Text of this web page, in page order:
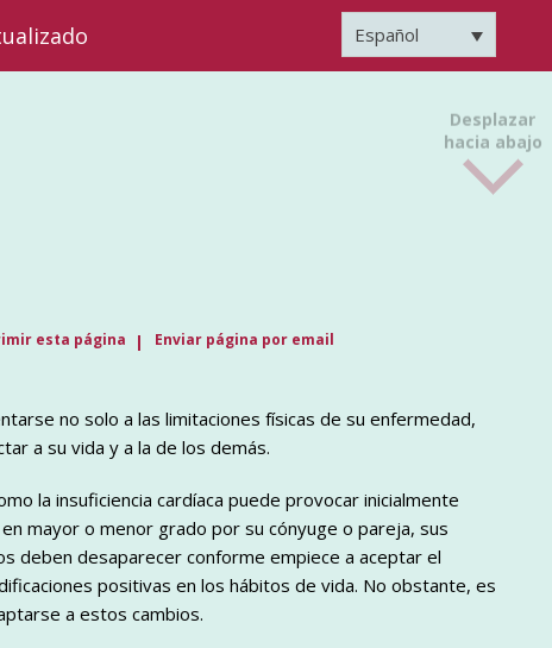
Español
esta página Enviar página por email
no solo a las limitaciones físicas de su enfermedad,
a su vida y a la de los demás.
la insuficiencia cardíaca puede provocar inicialmente
mayor o menor grado por su cónyuge o pareja, sus
deben desaparecer conforme empiece a aceptar el
positivas en los hábitos de vida. No obstante, es
a estos cambios.
Desplazar
hacia abajo